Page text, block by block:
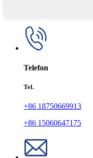
Telefon
Tel.
+86 18750669913
+86 15060647175